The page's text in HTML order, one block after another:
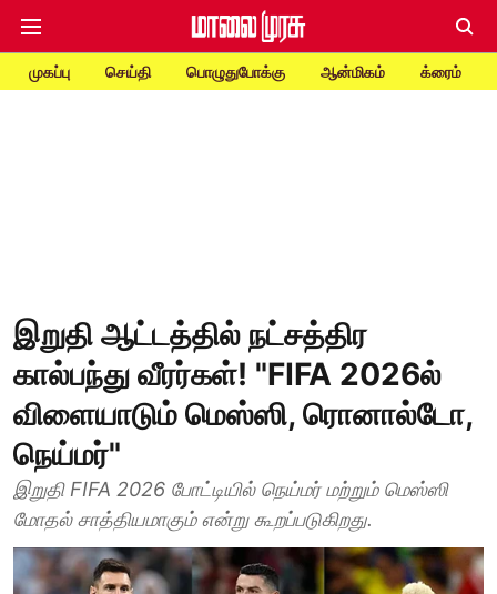
முகப்பு செய்தி பொழுதுபோக்கு ஆன்மிகம் க்ரைம்
இறுதி ஆட்டத்தில் நட்சத்திர
கால்பந்து வீரர்கள்! "FIFA 2026ல்
விளையாடும் மெஸ்ஸி, ரொனால்டோ,
நெய்மர்"
இறுதி FIFA 2026 போட்டியில் நெய்மர் மற்றும் மெஸ்ஸி
மோதல் சாத்தியமாகும் என்று கூறப்படுகிறது.